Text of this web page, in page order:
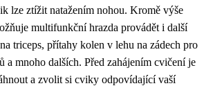
lze ztížit natažením nohou. Kromě výše
multifunkční hrazda provádět i další
triceps, přítahy kolen v lehu na zádech pro
a mnoho dalších. Před zahájením cvičení je
a zvolit si cviky odpovídající vaší